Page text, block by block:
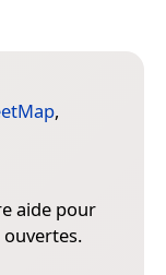
,
aide pour